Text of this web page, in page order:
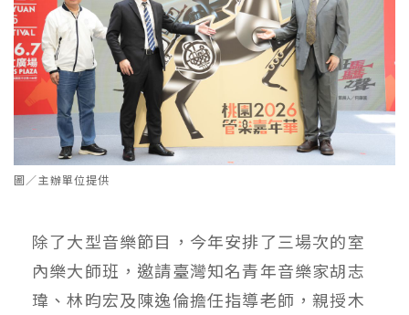
圖／主辦單位提供
除了大型音樂節目，今年安排了三場次的室
內樂大師班，邀請臺灣知名青年音樂家胡志
瑋、林昀宏及陳逸倫擔任指導老師，親授木